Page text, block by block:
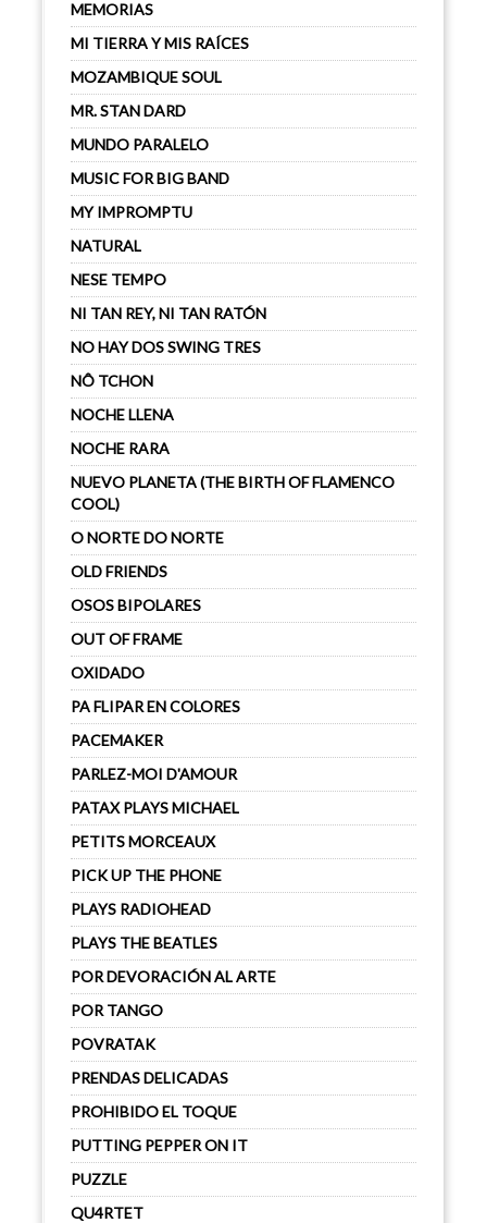
MEMORIAS
MI TIERRA Y MIS RAÍCES
MOZAMBIQUE SOUL
MR. STAN DARD
MUNDO PARALELO
MUSIC FOR BIG BAND
MY IMPROMPTU
NATURAL
NESE TEMPO
NI TAN REY, NI TAN RATÓN
NO HAY DOS SWING TRES
NÔ TCHON
NOCHE LLENA
NOCHE RARA
NUEVO PLANETA (THE BIRTH OF FLAMENCO
COOL)
O NORTE DO NORTE
OLD FRIENDS
OSOS BIPOLARES
OUT OF FRAME
OXIDADO
PA FLIPAR EN COLORES
PACEMAKER
PARLEZ-MOI D'AMOUR
PATAX PLAYS MICHAEL
PETITS MORCEAUX
PICK UP THE PHONE
PLAYS RADIOHEAD
PLAYS THE BEATLES
POR DEVORACIÓN AL ARTE
POR TANGO
POVRATAK
PRENDAS DELICADAS
PROHIBIDO EL TOQUE
PUTTING PEPPER ON IT
PUZZLE
QU4RTET